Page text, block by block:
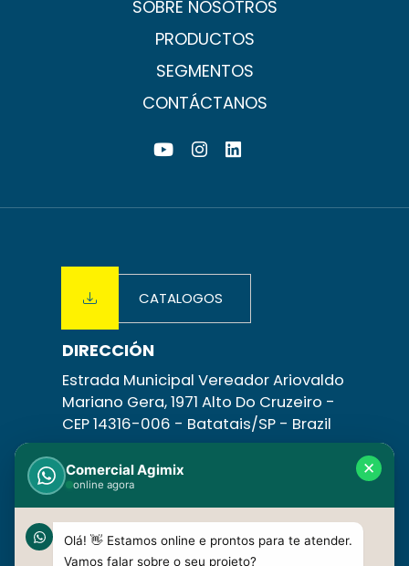
SOBRE NOSOTROS
PRODUCTOS
SEGMENTOS
CONTÁCTANOS
CATALOGOS
DIRECCIÓN
Estrada Municipal Vereador Ariovaldo
Mariano Gera, 1971 Alto Do Cruzeiro -
CEP 14316-006 - Batatais/SP - Brazil
CONTÁCTANOS
+55 16 3758-1831 | +55 16 3758-1798
+55 16 99630-4085
vendas@agimix.com.br
Comercial Agimix
online agora
✕
Olá! 👋 Estamos online e prontos para te atender.
Vamos falar sobre o seu projeto?